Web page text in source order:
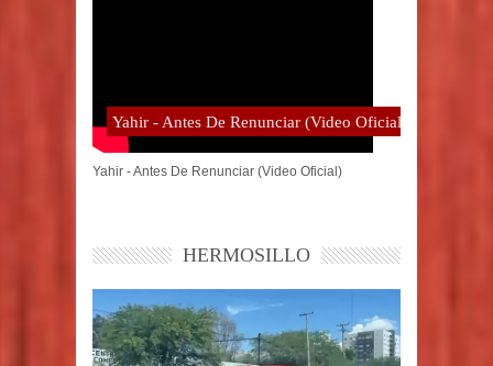
Yahir - Antes De Renunciar (Video Oficial)
Yahir - Antes De Renunciar (Video Oficial)
HERMOSILLO